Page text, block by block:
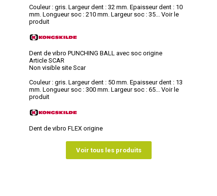
Couleur : gris. Largeur dent : 32 mm. Epaisseur dent : 10
mm. Longueur soc : 210 mm. Largeur soc : 35...
Voir le
produit
Dent de vibro PUNCHING BALL avec soc origine
Article SCAR
Non visible site Scar
Couleur : gris. Largeur dent : 50 mm. Epaisseur dent : 13
mm. Longueur soc : 300 mm. Largeur soc : 65...
Voir le
produit
Dent de vibro FLEX origine
Voir tous les produits